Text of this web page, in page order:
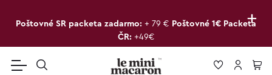
+
Poštovné SR packeta zadarmo: + 79 € Poštovné 1€ Packeta
ČR: +49€